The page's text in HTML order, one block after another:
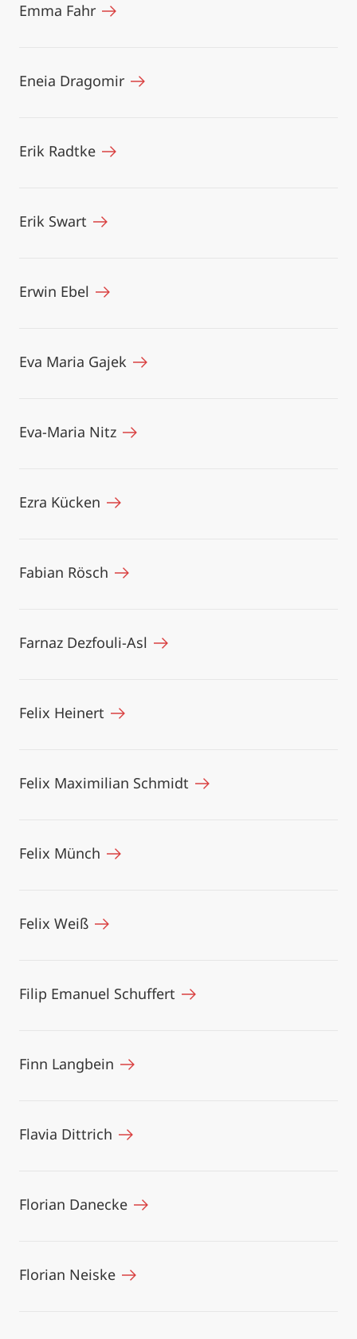
Emma Fahr
Eneia Dragomir
Erik Radtke
Erik Swart
Erwin Ebel
Eva Maria Gajek
Eva-Maria Nitz
Ezra Kücken
Fabian Rösch
Farnaz Dezfouli-Asl
Felix Heinert
Felix Maximilian Schmidt
Felix Münch
Felix Weiß
Filip Emanuel Schuffert
Finn Langbein
Flavia Dittrich
Florian Danecke
Florian Neiske